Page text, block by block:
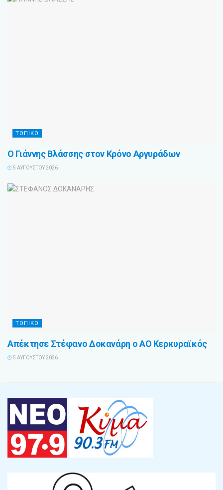
ΤΟΠΙΚΟ
Ο Γιάννης Βλάσσης στον Κρόνο Αργυράδων
5 ΑΥΓΟΎΣΤΟΥ 2026
ΤΟΠΙΚΟ
Απέκτησε Στέφανο Δοκανάρη ο ΑΟ Κερκυραϊκός
5 ΑΥΓΟΎΣΤΟΥ 2026